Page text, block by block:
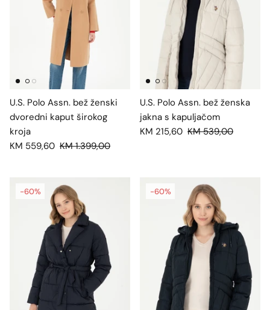
U.S. Polo Assn. bež ženski
dvoredni kaput širokog
kroja
KM 559,60 KM 1.399,00
U.S. Polo Assn. bež ženska
jakna s kapuljačom
KM 215,60 KM 539,00
-60% -60%